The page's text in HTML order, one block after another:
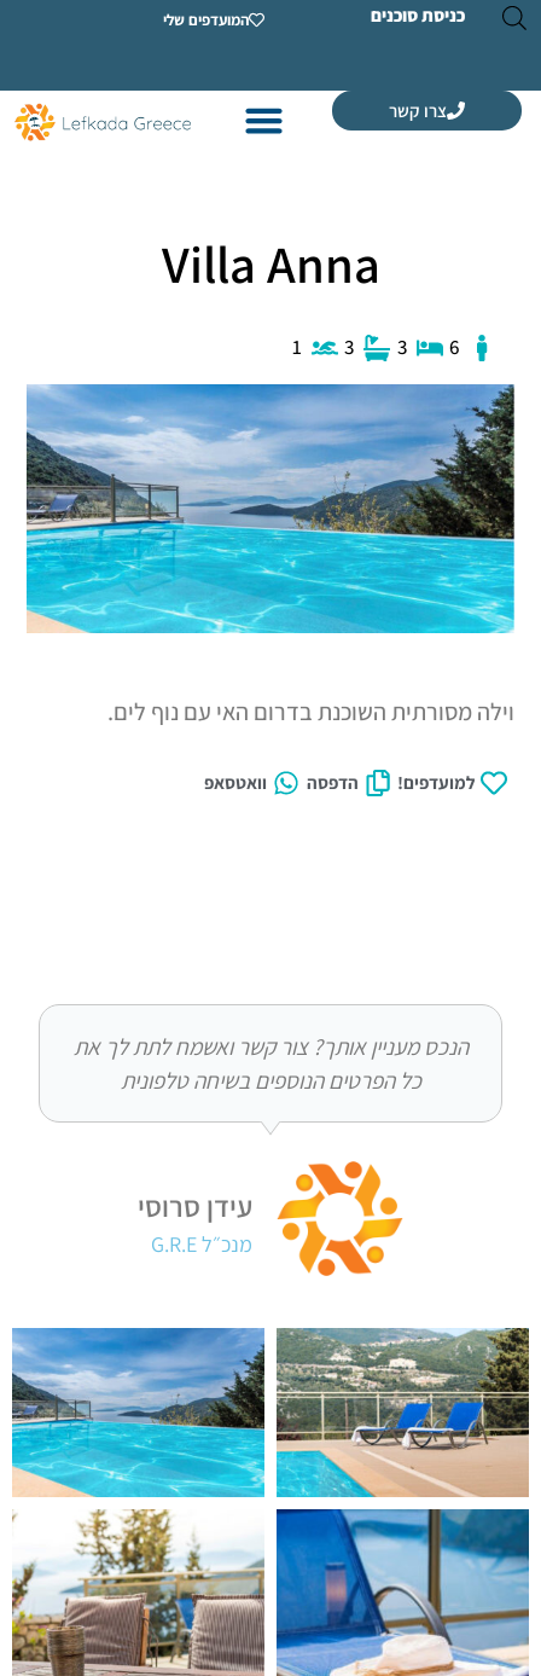
סוכנים המועדפים שלי
קשר
Villa Anna
3
1
השוכנת בדרום האי עם נוף לים.
הדפסה וואטסאפ
מעניין אותך? צור קשר ואשמח לתת לך את
כל הפרטים הנוספים בשיחה טלפונית
עידן סרוסי
מנכ״ל G.R.E